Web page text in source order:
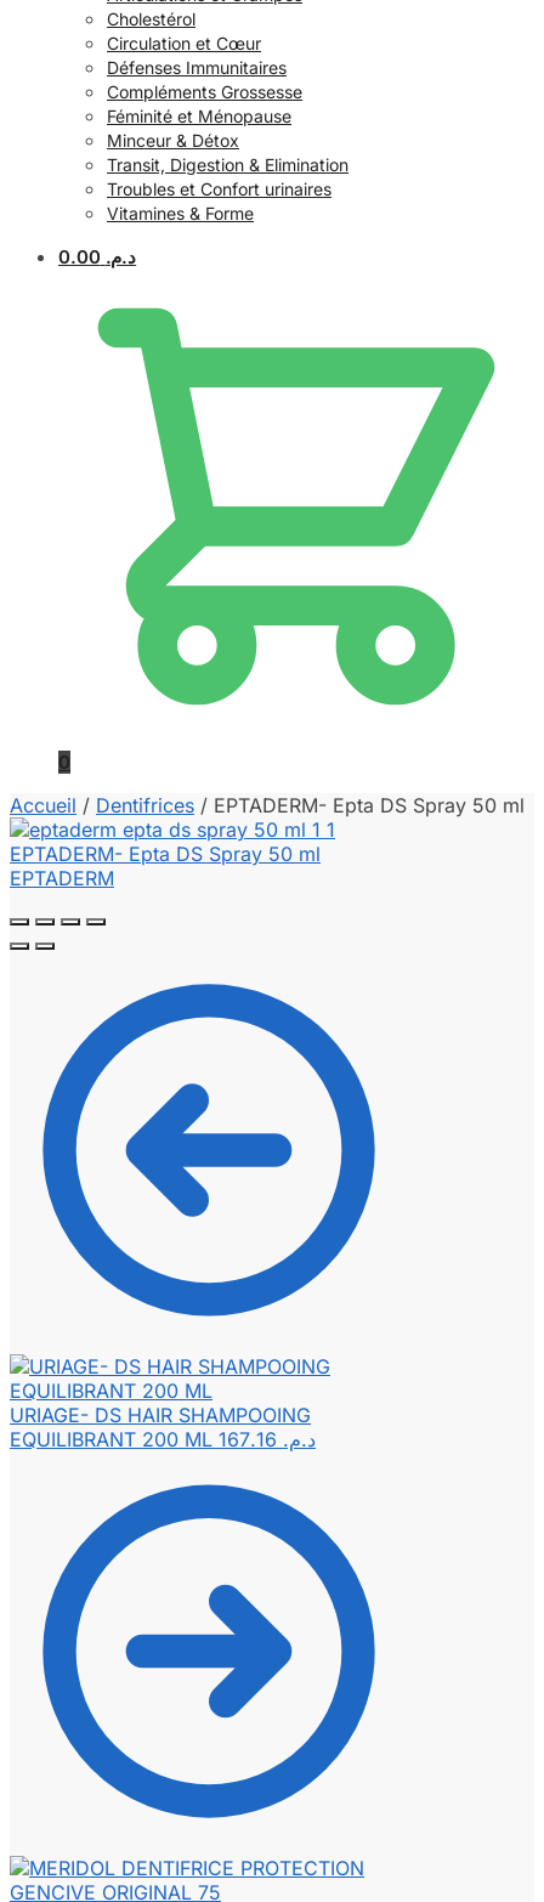
Cholestérol
Circulation et Cœur
Défenses Immunitaires
Compléments Grossesse
Féminité et Ménopause
Minceur & Détox
Transit, Digestion & Elimination
Troubles et Confort urinaires
Vitamines & Forme
د.م. 0.00
0
Accueil / Dentifrices / EPTADERM- Epta DS Spray 50 ml
URIAGE- DS HAIR SHAMPOOING
EQUILIBRANT 200 ML
د.م.